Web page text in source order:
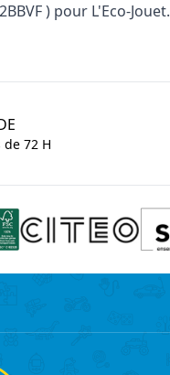
) pour L'Eco-Jouet.
72 H